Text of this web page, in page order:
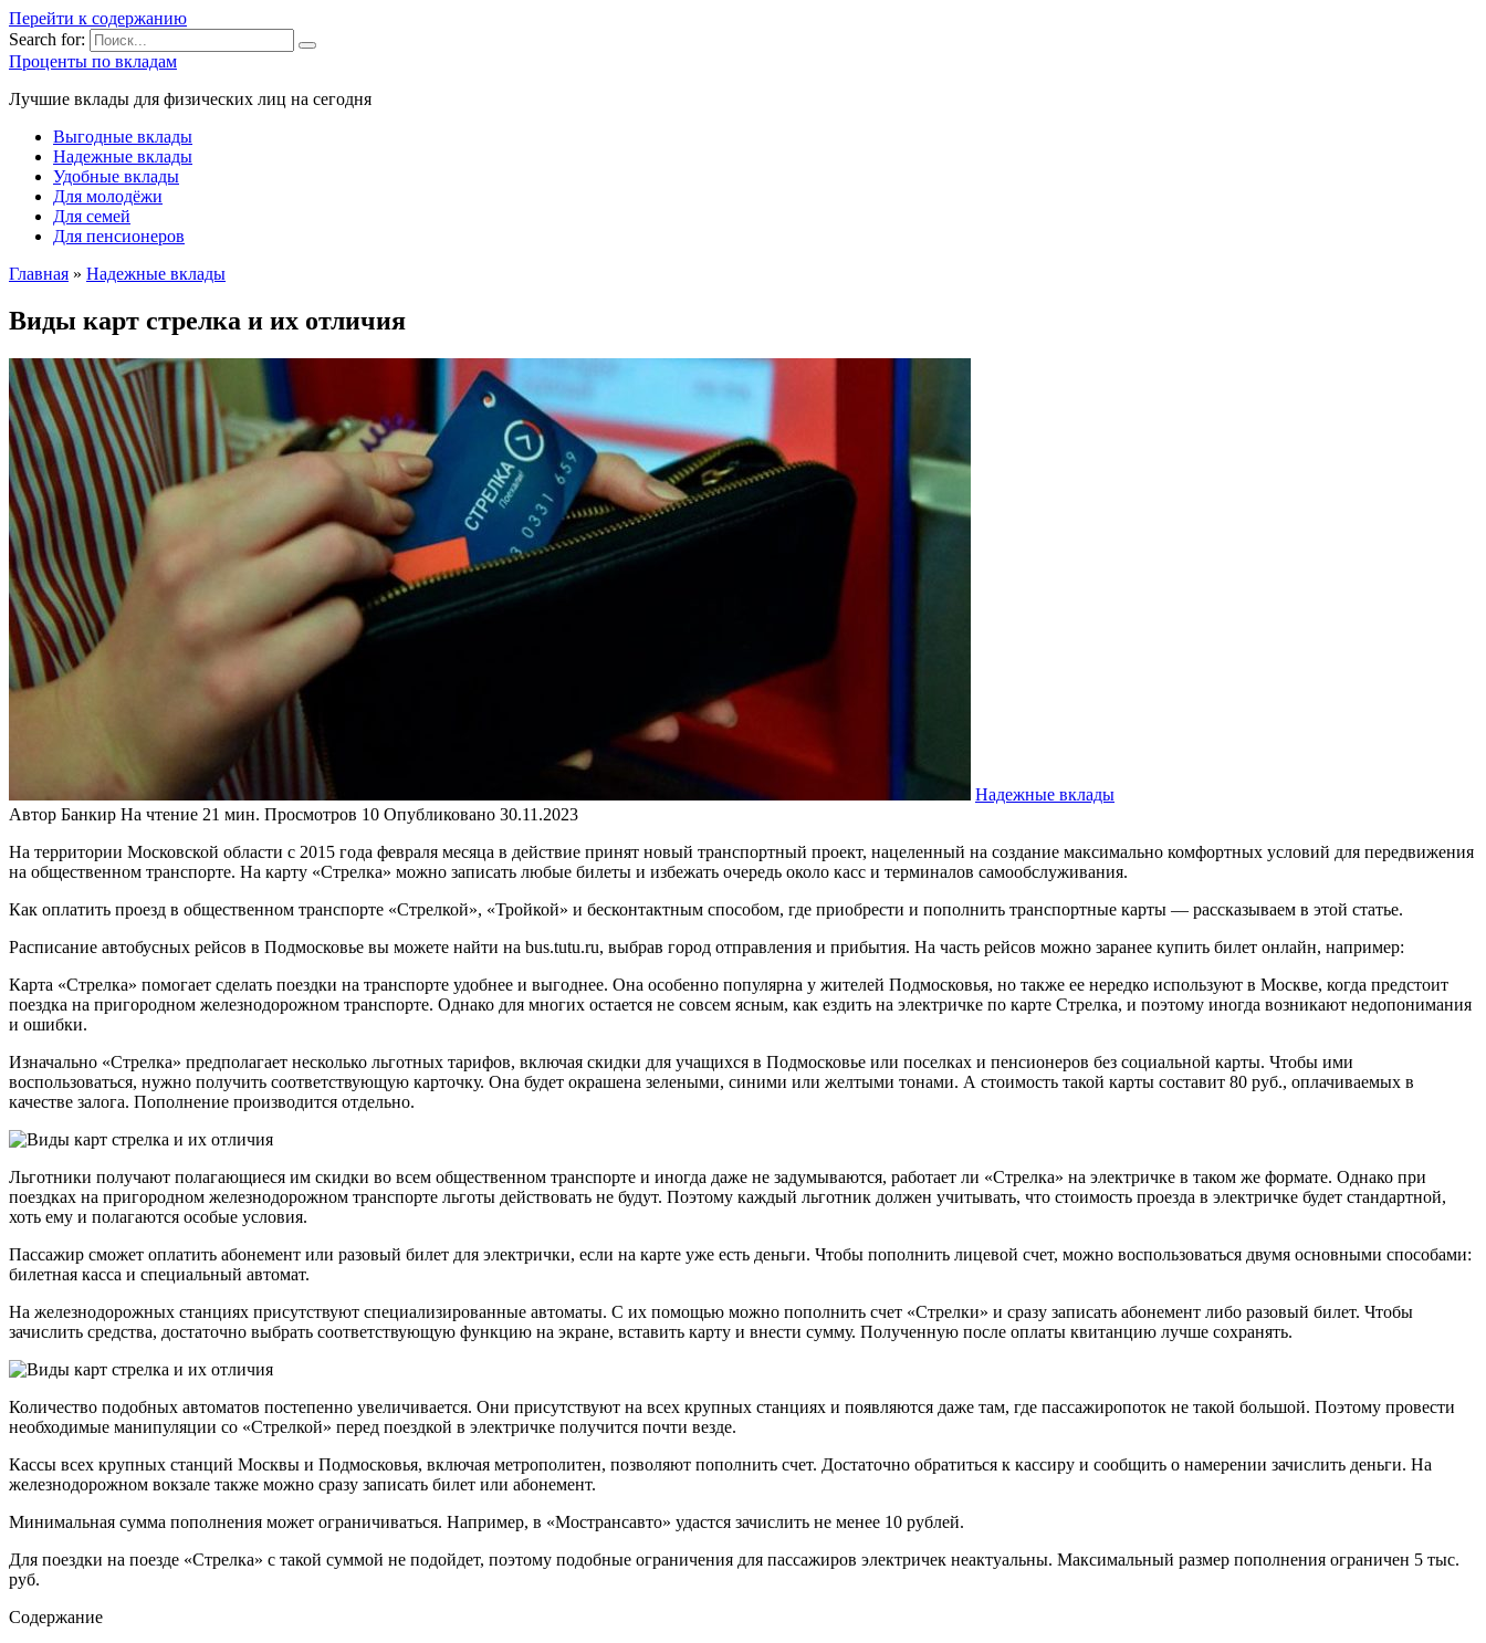
Перейти к содержанию
Search for:
Проценты по вкладам
Лучшие вклады для физических лиц на сегодня
Выгодные вклады
Надежные вклады
Удобные вклады
Для молодёжи
Для семей
Для пенсионеров
Главная » Надежные вклады
Виды карт стрелка и их отличия
Надежные вклады
Автор Банкир На чтение 21 мин. Просмотров 10 Опубликовано 30.11.2023
На территории Московской области с 2015 года февраля месяца в действие принят новый транспортный проект, нацеленный на создание максимально комфортных условий для передвижения
на общественном транспорте. На карту «Стрелка» можно записать любые билеты и избежать очередь около касс и терминалов самообслуживания.
Как оплатить проезд в общественном транспорте «Стрелкой», «Тройкой» и бесконтактным способом, где приобрести и пополнить транспортные карты — рассказываем в этой статье.
Расписание автобусных рейсов в Подмосковье вы можете найти на bus.tutu.ru, выбрав город отправления и прибытия. На часть рейсов можно заранее купить билет онлайн, например:
Карта «Стрелка» помогает сделать поездки на транспорте удобнее и выгоднее. Она особенно популярна у жителей Подмосковья, но также ее нередко используют в Москве, когда предстоит
поездка на пригородном железнодорожном транспорте. Однако для многих остается не совсем ясным, как ездить на электричке по карте Стрелка, и поэтому иногда возникают недопонимания
и ошибки.
Изначально «Стрелка» предполагает несколько льготных тарифов, включая скидки для учащихся в Подмосковье или поселках и пенсионеров без социальной карты. Чтобы ими
воспользоваться, нужно получить соответствующую карточку. Она будет окрашена зелеными, синими или желтыми тонами. А стоимость такой карты составит 80 руб., оплачиваемых в
качестве залога. Пополнение производится отдельно.
Льготники получают полагающиеся им скидки во всем общественном транспорте и иногда даже не задумываются, работает ли «Стрелка» на электричке в таком же формате. Однако при
поездках на пригородном железнодорожном транспорте льготы действовать не будут. Поэтому каждый льготник должен учитывать, что стоимость проезда в электричке будет стандартной,
хоть ему и полагаются особые условия.
Пассажир сможет оплатить абонемент или разовый билет для электрички, если на карте уже есть деньги. Чтобы пополнить лицевой счет, можно воспользоваться двумя основными способами:
билетная касса и специальный автомат.
На железнодорожных станциях присутствуют специализированные автоматы. С их помощью можно пополнить счет «Стрелки» и сразу записать абонемент либо разовый билет. Чтобы
зачислить средства, достаточно выбрать соответствующую функцию на экране, вставить карту и внести сумму. Полученную после оплаты квитанцию лучше сохранять.
Количество подобных автоматов постепенно увеличивается. Они присутствуют на всех крупных станциях и появляются даже там, где пассажиропоток не такой большой. Поэтому провести
необходимые манипуляции со «Стрелкой» перед поездкой в электричке получится почти везде.
Кассы всех крупных станций Москвы и Подмосковья, включая метрополитен, позволяют пополнить счет. Достаточно обратиться к кассиру и сообщить о намерении зачислить деньги. На
железнодорожном вокзале также можно сразу записать билет или абонемент.
Минимальная сумма пополнения может ограничиваться. Например, в «Мострансавто» удастся зачислить не менее 10 рублей.
Для поездки на поезде «Стрелка» с такой суммой не подойдет, поэтому подобные ограничения для пассажиров электричек неактуальны. Максимальный размер пополнения ограничен 5 тыс.
руб.
Содержание